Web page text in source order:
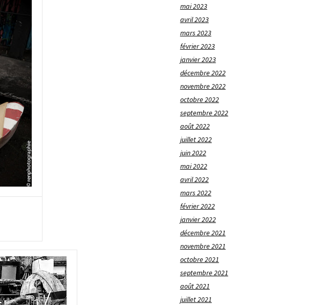
mai 2023
avril 2023
mars 2023
février 2023
janvier 2023
décembre 2022
novembre 2022
octobre 2022
septembre 2022
août 2022
juillet 2022
juin 2022
mai 2022
avril 2022
mars 2022
février 2022
janvier 2022
décembre 2021
novembre 2021
octobre 2021
septembre 2021
août 2021
juillet 2021